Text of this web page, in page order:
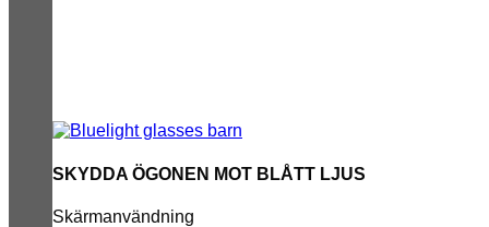
SKYDDA ÖGONEN MOT BLÅTT LJUS
Skärmanvändning